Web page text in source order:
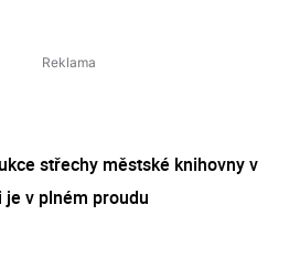
střechy městské knihovny v
je v plném proudu